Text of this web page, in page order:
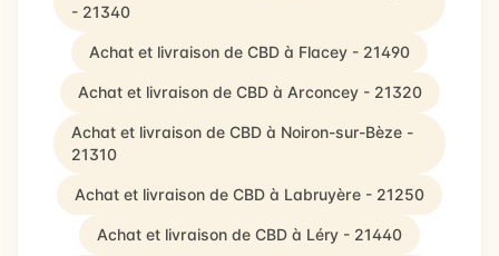
- 21340
Achat et livraison de CBD à Flacey - 21490
Achat et livraison de CBD à Arconcey - 21320
Achat et livraison de CBD à Noiron-sur-Bèze -
21310
Achat et livraison de CBD à Labruyère - 21250
Achat et livraison de CBD à Léry - 21440